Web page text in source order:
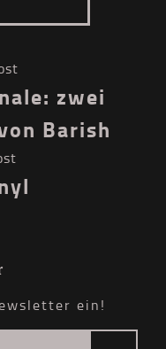
zwei
Barish
ein!